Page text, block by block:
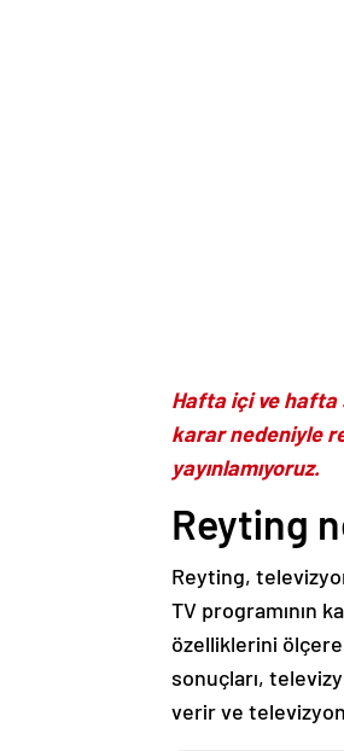
Hafta içi ve hafta
karar nedeniyle
yayınlamıyoruz.
Reyting
Reyting,
TV programının
özelliklerini
sonuçları,
verir ve